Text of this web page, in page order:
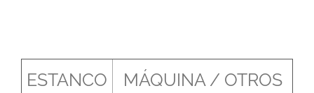
ESTANCO MÁQUINA / OTROS